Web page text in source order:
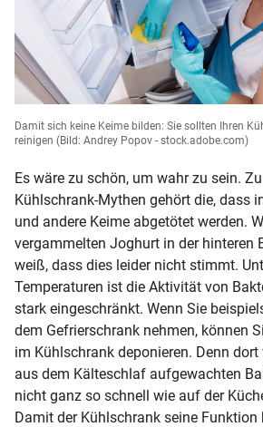
Damit sich keine Keime bilden: Sie sollten Ihren
reinigen (Bild: Andrey Popov - stock.adobe.com)
Es wäre zu schön, um wahr zu sein.
Kühlschrank-Mythen gehört die, dass
und andere Keime abgetötet werden.
vergammelten Joghurt in der hinteren
weiß, dass dies leider nicht stimmt.
Temperaturen ist die Aktivität von
stark eingeschränkt. Wenn Sie
dem Gefrierschrank nehmen, können
im Kühlschrank deponieren. Denn
aus dem Kälteschlaf aufgewachten
nicht ganz so schnell wie auf der
Damit der Kühlschrank seine Funktion